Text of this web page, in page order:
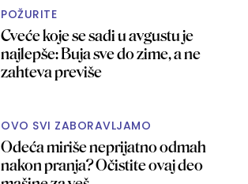
POŽURITE
Cveće koje se sadi u avgustu je
najlepše: Buja sve do zime, a ne
zahteva previše
OVO SVI ZABORAVLJAMO
Odeća miriše neprijatno odmah
nakon pranja? Očistite ovaj deo